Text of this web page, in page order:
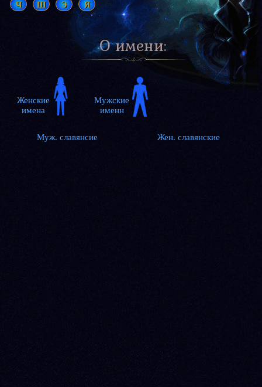
Ч Ш Э Я
О имени:
Муж. славянсие Жен. славянские